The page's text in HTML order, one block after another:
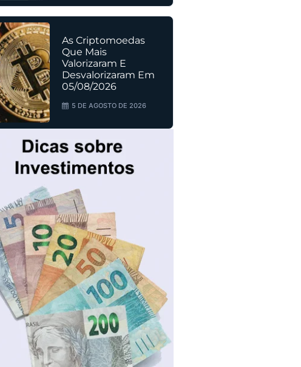
As Criptomoedas
Que Mais
Valorizaram E
Desvalorizaram Em
05/08/2026
5 DE AGOSTO DE 2026